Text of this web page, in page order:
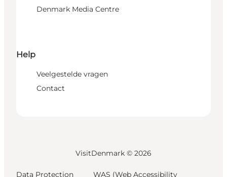
Denmark Media Centre
Help
Veelgestelde vragen
Contact
VisitDenmark © 2026
Data Protection WAS (Web Accessibility